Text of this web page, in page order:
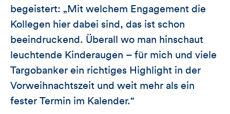
begeistert: „Mit welchem Engagement die
Kollegen hier dabei sind, das ist schon
beeindruckend. Überall wo man hinschaut
leuchtende Kinderaugen – für mich und viele
Targobanker ein richtiges Highlight in der
Vorweihnachtszeit und weit mehr als ein
fester Termin im Kalender.“